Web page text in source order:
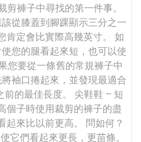
褲子中尋找的第一件事。
從膝蓋到腳踝顯示三分之一
肯定會比實際高幾英寸。 如
您的腿看起來短，也可以使
您要從一條舊的常規褲子中
袖口捲起來，並發現最適合
的最佳長度。 尖鞋鞋 – 短
個子時使用裁剪的褲子的盡
起來比以前更高。 問如何？
它們看起來更長，更苗條。